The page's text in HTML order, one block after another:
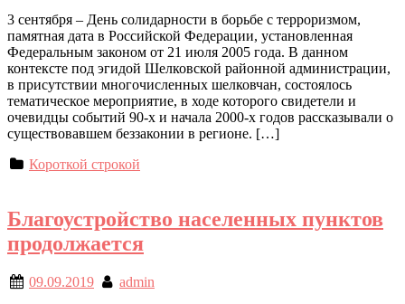
3 сентября – День солидарности в борьбе с терроризмом,
памятная дата в Российской Федерации, установленная
Федеральным законом от 21 июля 2005 года. В данном
контексте под эгидой Шелковской районной администрации,
в присутствии многочисленных шелковчан, состоялось
тематическое мероприятие, в ходе которого свидетели и
очевидцы событий 90-х и начала 2000-х годов рассказывали о
существовавшем беззаконии в регионе. […]
Короткой строкой
Благоустройство населенных пунктов
продолжается
09.09.2019
admin